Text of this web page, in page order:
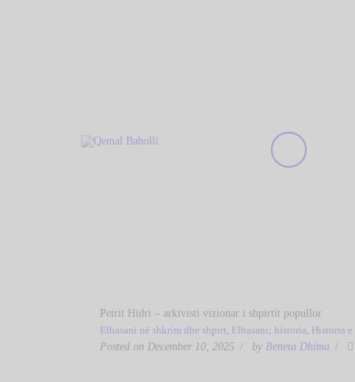
KOLEKSIONE
Petrit Hidri – arkivisti vizionar i shpirtit popullor
Elbasani në shkrim dhe shpirt, Elbasani; historia, Historia
Posted on December 10, 2025 by Beneta Dhima